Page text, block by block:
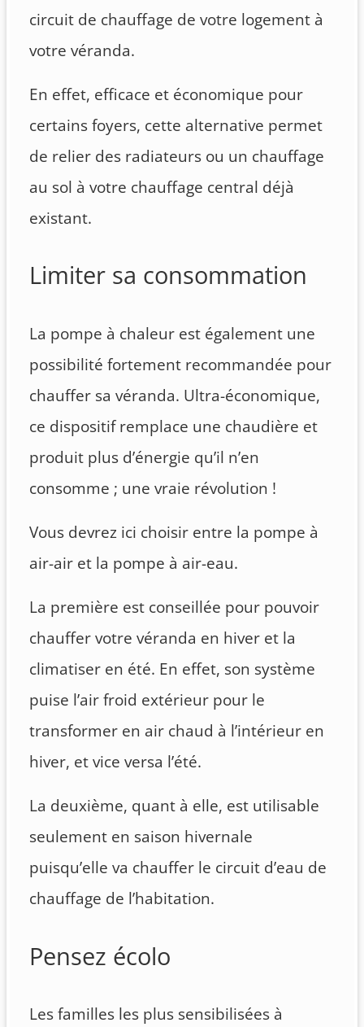
circuit de chauffage de votre logement à
votre véranda.
En effet, efficace et économique pour
certains foyers, cette alternative permet
de relier des radiateurs ou un chauffage
au sol à votre chauffage central déjà
existant.
Limiter sa consommation
La pompe à chaleur est également une
possibilité fortement recommandée pour
chauffer sa véranda. Ultra-économique,
ce dispositif remplace une chaudière et
produit plus d’énergie qu’il n’en
consomme ; une vraie révolution !
Vous devrez ici choisir entre la pompe à
air-air et la pompe à air-eau.
La première est conseillée pour pouvoir
chauffer votre véranda en hiver et la
climatiser en été. En effet, son système
puise l’air froid extérieur pour le
transformer en air chaud à l’intérieur en
hiver, et vice versa l’été.
La deuxième, quant à elle, est utilisable
seulement en saison hivernale
puisqu’elle va chauffer le circuit d’eau de
chauffage de l’habitation.
Pensez écolo
Les familles les plus sensibilisées à